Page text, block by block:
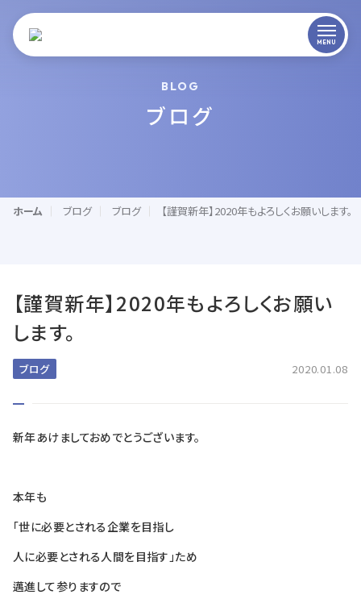
BLOG
ブログ
ホーム ブログ ブログ 【謹賀新年】2020年もよろしくお願いします。
【謹賀新年】2020年もよろしくお願い
します。
ブログ 2020.01.08
新年あけましておめでとうございます。
本年も
「世に必要とされる企業を目指し
人に必要とされる人間を目指す」ため
邁進して参りますので